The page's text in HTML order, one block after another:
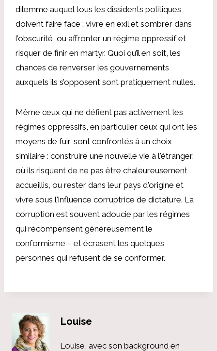
dilemme auquel tous les dissidents politiques
doivent faire face : vivre en exil et sombrer dans
l’obscurité, ou affronter un régime oppressif et
risquer de finir en martyr. Quoi qu’il en soit, les
chances de renverser les gouvernements
auxquels ils s’opposent sont pratiquement nulles.
Même ceux qui ne défient pas activement les
régimes oppressifs, en particulier ceux qui ont les
moyens de fuir, sont confrontés à un choix
similaire : construire une nouvelle vie à l'étranger,
où ils risquent de ne pas être chaleureusement
accueillis, ou rester dans leur pays d'origine et
vivre sous l'influence corruptrice de dictature. La
corruption est souvent adoucie par les régimes
qui récompensent généreusement le
conformisme – et écrasent les quelques
personnes qui refusent de se conformer.
Louise
Louise, avec son background en